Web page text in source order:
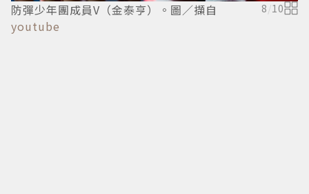
防彈少年團成員V（金泰亨）。圖／擷自
youtube
8 /10